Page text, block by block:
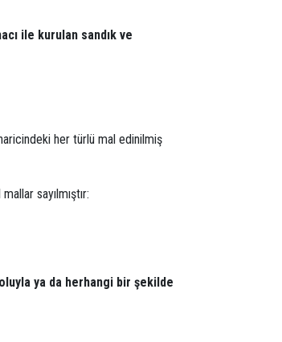
ile kurulan sandık ve
her türlü mal edinilmiş
sayılmıştır:
ya da herhangi bir şekilde